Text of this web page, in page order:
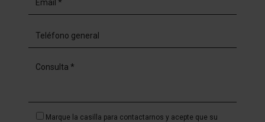
Marque la casilla para contactarnos y acepte que su